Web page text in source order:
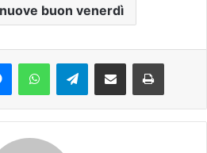
buon venerdì